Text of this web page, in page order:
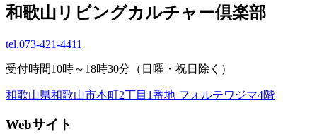
和歌山リビングカルチャー倶楽部
tel.073-421-4411
受付時間10時～18時30分（日曜・祝日除く）
和歌山県和歌山市本町2丁目1番地 フォルテワジマ4階
Webサイト